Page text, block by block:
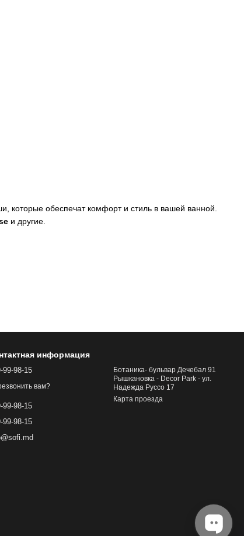
которые обеспечат комфорт и стиль в вашей ванной.
и другие.
информация
99-98-15
вам?
99-98-15
99-98-15
Ботаника- бульвар Дечебал 91
Рышкановка - Decor Park - ул.
Надежда Руссо 17
Карта проезда